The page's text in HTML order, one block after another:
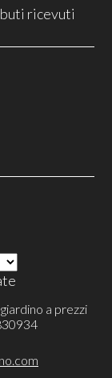
ricevuti
a prezzi